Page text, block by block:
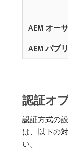
認証オ
認証方式の
は、以下の
い。